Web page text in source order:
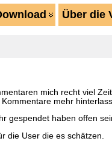
Über die
mich recht viel
mehr
gespendet haben offen
die User die es schätzen.